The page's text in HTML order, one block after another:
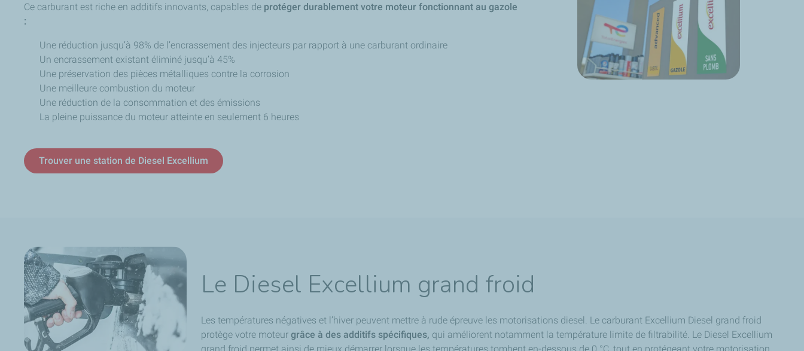
Ce carburant est riche en additifs innovants, capables de protéger durablement votre moteur fonctionnant au gazole
:
Une réduction jusqu’à 98% de l’encrassement des injecteurs par rapport à une carburant ordinaire
Un encrassement existant éliminé jusqu’à 45%
Une préservation des pièces métalliques contre la corrosion
Une meilleure combustion du moteur
Une réduction de la consommation et des émissions
La pleine puissance du moteur atteinte en seulement 6 heures
Trouver une station de Diesel Excellium
Le Diesel Excellium grand froid
Les températures négatives et l’hiver peuvent mettre à rude épreuve les motorisations diesel. Le carburant Excellium Diesel grand froid
protège votre moteur grâce à des additifs spécifiques, qui améliorent notamment la température limite de filtrabilité. Le Diesel Excellium
grand froid permet ainsi de mieux démarrer lorsque les températures tombent en-dessous de 0 °C, tout en protégeant votre motorisation